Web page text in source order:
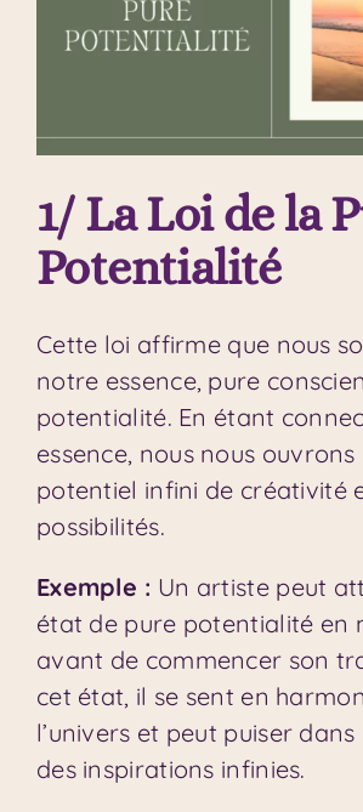
1/ La Loi de la
Potentialité
Cette loi affirme que nous
notre essence, pure
potentialité. En étant
essence, nous nous ouvrons
potentiel infini de créativité
possibilités.
Exemple : Un artiste peut
état de pure potentialité en
avant de commencer son
cet état, il se sent en
l’univers et peut puiser dans
des inspirations infinies.